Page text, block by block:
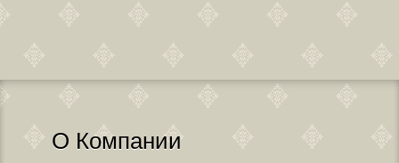
О Компании